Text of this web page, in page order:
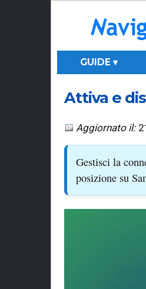
GUIDE ▾
Attiva e
Aggiornato il:
Gestisci la
posizione su